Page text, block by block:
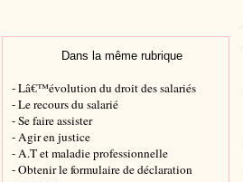
Dans la même rubrique
- Lâ€™évolution du droit des salariés
- Le recours du salarié
- Se faire assister
- Agir en justice
- A.T et maladie professionnelle
- Obtenir le formulaire de déclaration